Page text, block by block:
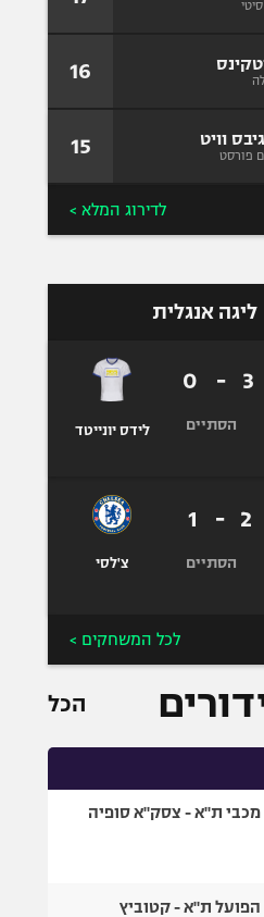
16
וויט
פורסט 15
לדירוג המלא >
ליגה אנגלית
3
-
0
הסתיים לידס יונייטד
2
-
1
הסתיים צ'לסי
לכל המשחקים >
הכל
מכבי ת"א - צסק"א סופיה
הפועל ת"א - קטוביץ